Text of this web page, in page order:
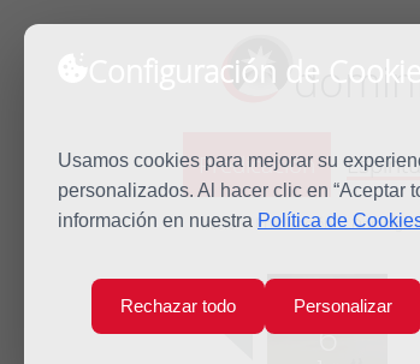
Configuración de
Usamos cookies para mejorar su
personalizados. Al hacer clic en “Aceptar
información en nuestra Política de
Rechazar todo Personalizar
Predicación
Inicio Predicación Domingo
Lun
6